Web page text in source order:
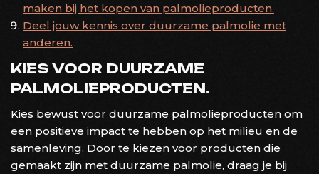
maken bij het kopen van palmolieproducten.
Deel jouw kennis over duurzame palmolie met
anderen.
KIES VOOR DUURZAME
PALMOLIEPRODUCTEN.
Kies bewust voor duurzame palmolieproducten om
een positieve impact te hebben op het milieu en de
samenleving. Door te kiezen voor producten die
gemaakt zijn met duurzame palmolie, draag je bij